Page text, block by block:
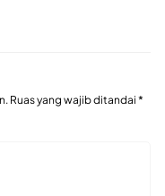
Ruas yang wajib ditandai *